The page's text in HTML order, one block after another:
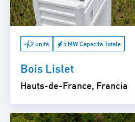
2 unità 5 MW Capacità Totale
Bois Lislet
Hauts-de-France, Francia